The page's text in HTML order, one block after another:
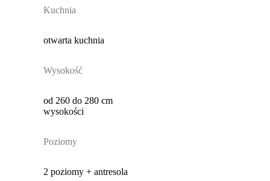
Kuchnia
otwarta kuchnia
Wysokość
od 260 do 280 cm
wysokości
Poziomy
2 poziomy + antresola